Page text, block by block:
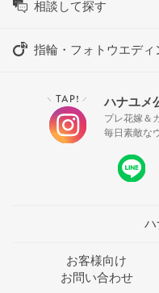
相談して探す
指輪・フォトウエディ
＼ TAP! ／ ハナユメ
プレ花嫁＆
毎日素敵な
ハ
お客様向け
お問い合わせ